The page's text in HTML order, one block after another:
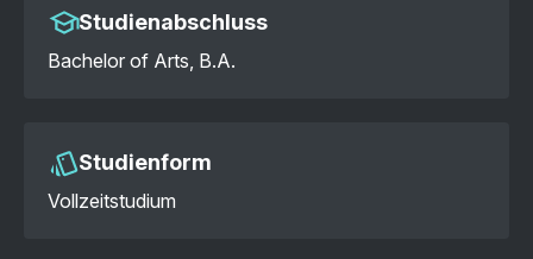
Studienabschluss
Bachelor of Arts, B.A.
Studienform
Vollzeitstudium